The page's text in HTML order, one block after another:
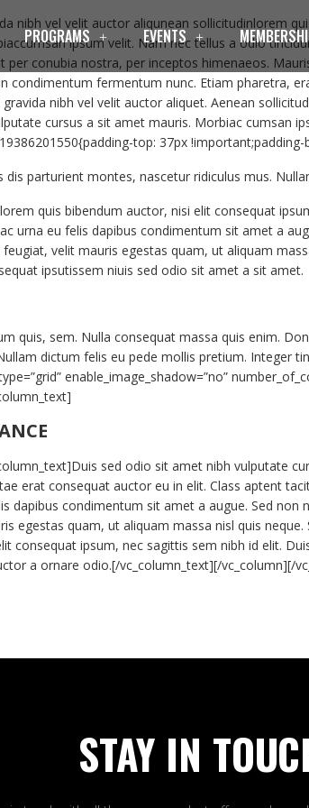
PROGRAMS EVENTS
nibh vel velit auctor aliqunean sollicitudinlorem
ipsum velit. Nam nec tellus a odio
conubia nostra, per inceptos himenaeos.
condimentum fermentum nunc. Etiam pharetra,
nibh vel velit auctor aliquet. Aenean
cursus a sit amet mauris. Morbiac cumsan
top: 37px
parturient montes, nascetur ridiculus mus.
quis bibendum auctor, nisi elit consequat
urna eu felis dapibus condimentum sit amet a
velit mauris egestas quam, ut aliquam
ipsutissem niuis sed odio sit amet a sit amet.
quis, sem. Nulla consequat massa quis enim.
dictum felis eu pede mollis pretium. Integer
enable_image_shadow=”no”
sed odio sit amet nibh vulputate
erat consequat auctor eu in elit. Class aptent
dapibus condimentum sit amet a augue. Sed
egestas quam, ut aliquam massa nisl quis
consequat ipsum, nec sagittis sem nibh id elit.
a ornare odio.[/vc_column_text][/vc_column][/
STAY IN